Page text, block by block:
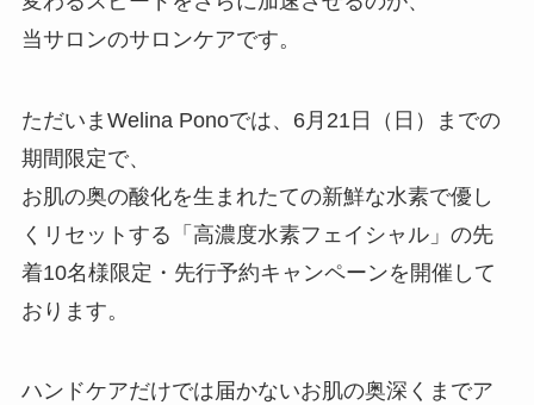
当サロンのサロンケアです。
ただいまWelina Ponoでは、6月21日（日）までの
期間限定で、
お肌の奥の酸化を生まれたての新鮮な水素で優し
くリセットする「高濃度水素フェイシャル」の先
着10名様限定・先行予約キャンペーンを開催して
おります。
ハンドケアだけでは届かないお肌の奥深くまでア